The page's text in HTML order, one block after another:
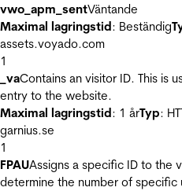
vwo_apm_sentVäntande
Maximal lagringstid: Beständig
assets.voyado.com
1
_vaContains an visitor ID. This is
entry to the website.
Maximal lagringstid: 1 årTyp:
garnius.se
1
FPAUAssigns a specific ID to the
determine the number of specific